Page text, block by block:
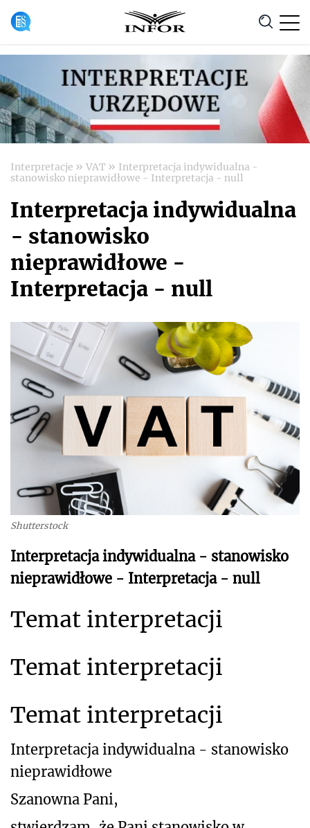
Anuluj
Interpretacje » VAT » Interpretacja indywidualna -
stanowisko nieprawidłowe - Interpretacja - null
Interpretacja indywidualna
- stanowisko
nieprawidłowe -
Interpretacja - null
Shutterstock
Interpretacja indywidualna - stanowisko
nieprawidłowe - Interpretacja - null
Temat interpretacji
Temat interpretacji
Temat interpretacji
Interpretacja indywidualna - stanowisko
nieprawidłowe
Szanowna Pani,